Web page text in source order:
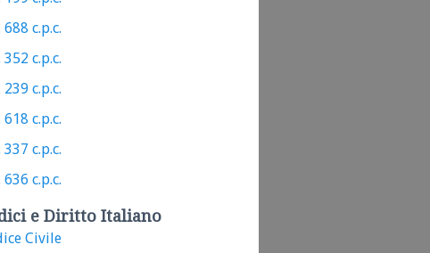
c.p.c.
c.p.c.
c.p.c.
c.p.c.
c.p.c.
c.p.c.
e Diritto Italiano
Civile